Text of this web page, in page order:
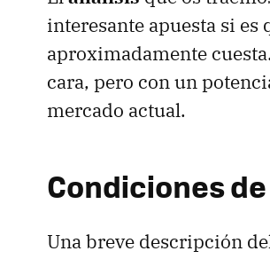
interesante apuesta si es
aproximadamente
cara, pero con un
mercado actual.
Condiciones
Una breve descripción